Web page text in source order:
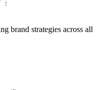
brand strategies across all